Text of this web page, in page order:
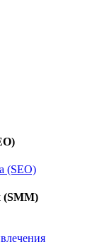
(SEO)
(SMM)